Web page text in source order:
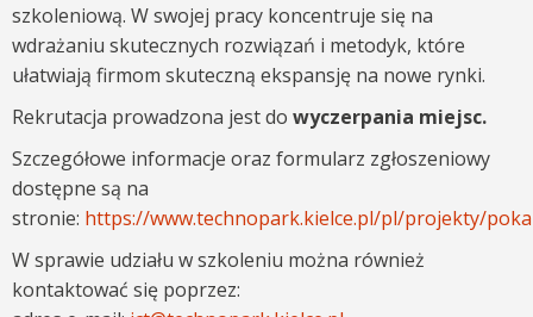
szkoleniową. W swojej pracy koncentruje się na
wdrażaniu skutecznych rozwiązań i metodyk, które
ułatwiają firmom skuteczną ekspansję na nowe rynki.
Rekrutacja prowadzona jest do wyczerpania miejsc.
Szczegółowe informacje oraz formularz zgłoszeniowy
dostępne są na
stronie: https://www.technopark.kielce.pl/pl/projekty/
W sprawie udziału w szkoleniu można również
kontaktować się poprzez: